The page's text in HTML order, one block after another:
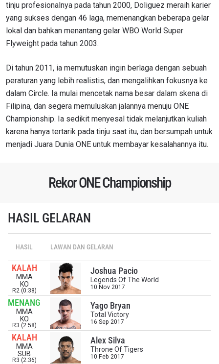
tinju profesionalnya pada tahun 2000, Doliguez meraih karier
yang sukses dengan 46 laga, memenangkan beberapa gelar
lokal dan bahkan menantang gelar WBO World Super
Flyweight pada tahun 2003.
Di tahun 2011, ia memutuskan ingin berlaga dengan sebuah
peraturan yang lebih realistis, dan mengalihkan fokusnya ke
dalam Circle. Ia mulai mencetak nama besar dalam skena di
Filipina, dan segera memuluskan jalannya menuju ONE
Championship. Ia sedikit menyesal tidak melanjutkan kuliah
karena hanya tertarik pada tinju saat itu, dan bersumpah untuk
menjadi Juara Dunia ONE untuk membayar kesalahannya itu.
Rekor ONE Championship
HASIL GELARAN
HASIL LAWAN DAN GELARAN
KALAH
MMA
KO
R2 (0:38)
Joshua Pacio
Legends Of The World
10 Nov 2017
MENANG
MMA
KO
R3 (2:58)
Yago Bryan
Total Victory
16 Sep 2017
KALAH
MMA
SUB
R3 (2:36)
Alex Silva
Throne Of Tigers
10 Feb 2017
LIHAT SOROTAN TERBAIK
IKUTI PERKEMBANGAN TERBARU
terbaik di gelaran langsung kami.
BERLANGGANAN
Dengan mengirimkan formulir ini, anda menyetujui
pengumpulan, penggunaan dan pembukaan informasi
anda berdasarkan
Kebijakan Privasi
membatalkan (unsubscribe) dari jenis komunikasi ini
kapan saja.